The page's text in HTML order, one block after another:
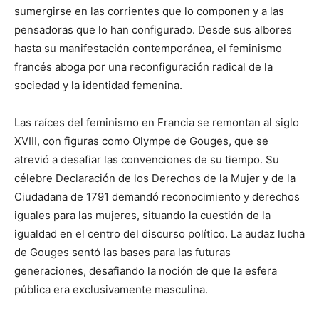
sumergirse en las corrientes que lo componen y a las
pensadoras que lo han configurado. Desde sus albores
hasta su manifestación contemporánea, el feminismo
francés aboga por una reconfiguración radical de la
sociedad y la identidad femenina.
Las raíces del feminismo en Francia se remontan al siglo
XVIII, con figuras como Olympe de Gouges, que se
atrevió a desafiar las convenciones de su tiempo. Su
célebre Declaración de los Derechos de la Mujer y de la
Ciudadana de 1791 demandó reconocimiento y derechos
iguales para las mujeres, situando la cuestión de la
igualdad en el centro del discurso político. La audaz lucha
de Gouges sentó las bases para las futuras
generaciones, desafiando la noción de que la esfera
pública era exclusivamente masculina.